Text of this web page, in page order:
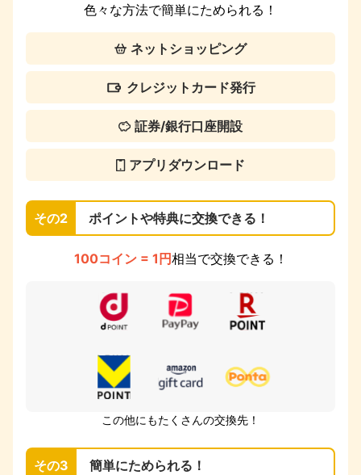
色々な方法で簡単にためられる！
ネットショッピング
クレジットカード発行
証券/銀行口座開設
アプリダウンロード
その2 ポイントや特典に交換できる！
100コイン = 1円相当で交換できる！
この他にもたくさんの交換先！
その3 簡単にためられる！